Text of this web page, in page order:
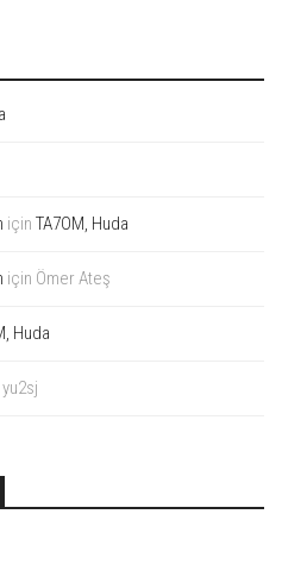
için TA7OM, Huda
için Ömer Ateş
Huda